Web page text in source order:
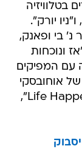
בטלוויזיה
יורק".
נ' בי ופאנק,
ונוכחות
עם המפיקים
אוחובסקי
העניקה רדא ביצוע מיוחד לשירה "Life Happens",